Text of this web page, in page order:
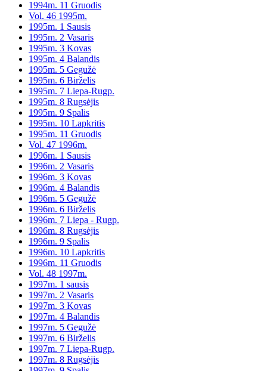
1994m. 11 Gruodis
Vol. 46 1995m.
1995m. 1 Sausis
1995m. 2 Vasaris
1995m. 3 Kovas
1995m. 4 Balandis
1995m. 5 Gegužė
1995m. 6 Birželis
1995m. 7 Liepa-Rugp.
1995m. 8 Rugsėjis
1995m. 9 Spalis
1995m. 10 Lapkritis
1995m. 11 Gruodis
Vol. 47 1996m.
1996m. 1 Sausis
1996m. 2 Vasaris
1996m. 3 Kovas
1996m. 4 Balandis
1996m. 5 Gegužė
1996m. 6 Birželis
1996m. 7 Liepa - Rugp.
1996m. 8 Rugsėjis
1996m. 9 Spalis
1996m. 10 Lapkritis
1996m. 11 Gruodis
Vol. 48 1997m.
1997m. 1 sausis
1997m. 2 Vasaris
1997m. 3 Kovas
1997m. 4 Balandis
1997m. 5 Gegužė
1997m. 6 Birželis
1997m. 7 Liepa-Rugp.
1997m. 8 Rugsėjis